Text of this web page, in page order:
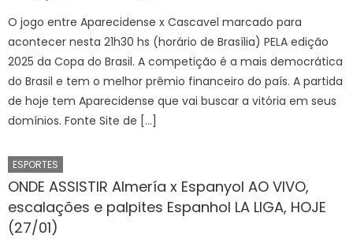
O jogo entre Aparecidense x Cascavel marcado para
acontecer nesta 21h30 hs (horário de Brasília) PELA edição
2025 da Copa do Brasil. A competição é a mais democrática
do Brasil e tem o melhor prêmio financeiro do país. A partida
de hoje tem Aparecidense que vai buscar a vitória em seus
domínios. Fonte Site de […]
ESPORTES
ONDE ASSISTIR Almería x Espanyol AO VIVO,
escalações e palpites Espanhol LA LIGA, HOJE
(27/01)